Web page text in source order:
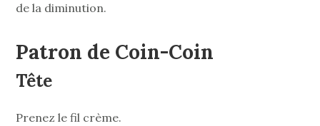
de la diminution.
Patron de Coin-Coin
Tête
Prenez le fil crème.